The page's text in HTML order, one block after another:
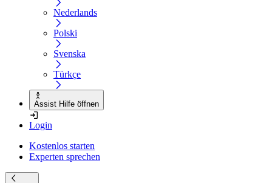
Nederlands
Polski
Svenska
Türkçe
Assist Hilfe öffnen
Login
Kostenlos starten
Experten sprechen